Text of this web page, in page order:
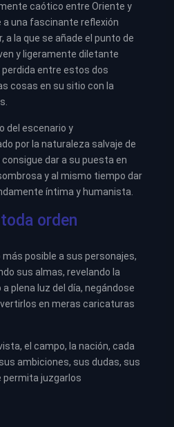
caótico entre Oriente y
una fascinante reflexión
a la que se añade el punto de
y ligeramente diletante
entre estos dos
cosas en su sitio con la
del escenario y
por la naturaleza salvaje de
consigue dar a su puesta en
y al mismo tiempo dar
íntima y humanista.
orden
posible a sus personajes,
sus almas, revelando la
plena luz del día, negándose
en meras caricaturas
el campo, la nación, cada
ambiciones, sus dudas, sus
permita juzgarlos